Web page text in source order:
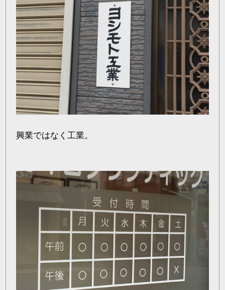
興業ではなく工業。